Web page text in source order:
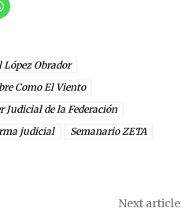
Obrador
Como El Viento
Judicial de la Federación
judicial
Semanario ZETA
Next article